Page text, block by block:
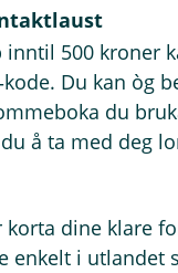
inntil 500 kroner
Du kan òg
du
å ta med deg
korta dine klare
enkelt i utlandet